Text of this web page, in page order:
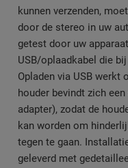
kunnen verzenden,
door de stereo in uw
getest door uw
USB/oplaadkabel die
Opladen via USB werkt
houder bevindt zich
adapter), zodat de
kan worden om
tegen te gaan.
geleverd met